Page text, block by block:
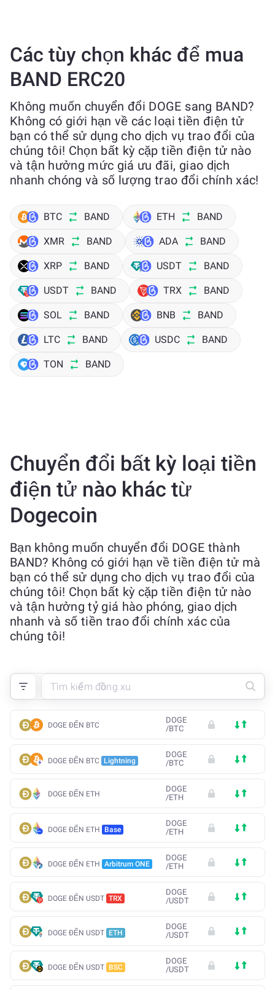
Các tùy chọn khác để mua
BAND ERC20
Không muốn chuyển đổi DOGE sang BAND?
Không có giới hạn về các loại tiền điện tử
bạn có thể sử dụng cho dịch vụ trao đổi của
chúng tôi! Chọn bất kỳ cặp tiền điện tử nào
và tận hưởng mức giá ưu đãi, giao dịch
nhanh chóng và số lượng trao đổi chính xác!
BTC BAND ETH BAND
XMR BAND ADA BAND
XRP BAND USDT BAND
USDT BAND TRX BAND
SOL BAND BNB BAND
LTC BAND USDC BAND
TON BAND
Chuyển đổi bất kỳ loại tiền
điện tử nào khác từ
Dogecoin
Bạn không muốn chuyển đổi DOGE thành
BAND? Không có giới hạn về tiền điện tử mà
bạn có thể sử dụng cho dịch vụ trao đổi của
chúng tôi! Chọn bất kỳ cặp tiền điện tử nào
và tận hưởng tỷ giá hào phóng, giao dịch
nhanh và số tiền trao đổi chính xác của
chúng tôi!
DOGE ĐẾN BTC
DOGE
/BTC
DOGE ĐẾN BTC Lightning
DOGE
/BTC
DOGE ĐẾN ETH
DOGE
/ETH
DOGE ĐẾN ETH Base
DOGE
/ETH
DOGE ĐẾN ETH Arbitrum ONE
DOGE
/ETH
DOGE ĐẾN USDT TRX
DOGE
/USDT
DOGE ĐẾN USDT ETH
DOGE
/USDT
DOGE ĐẾN USDT BSC
DOGE
/USDT